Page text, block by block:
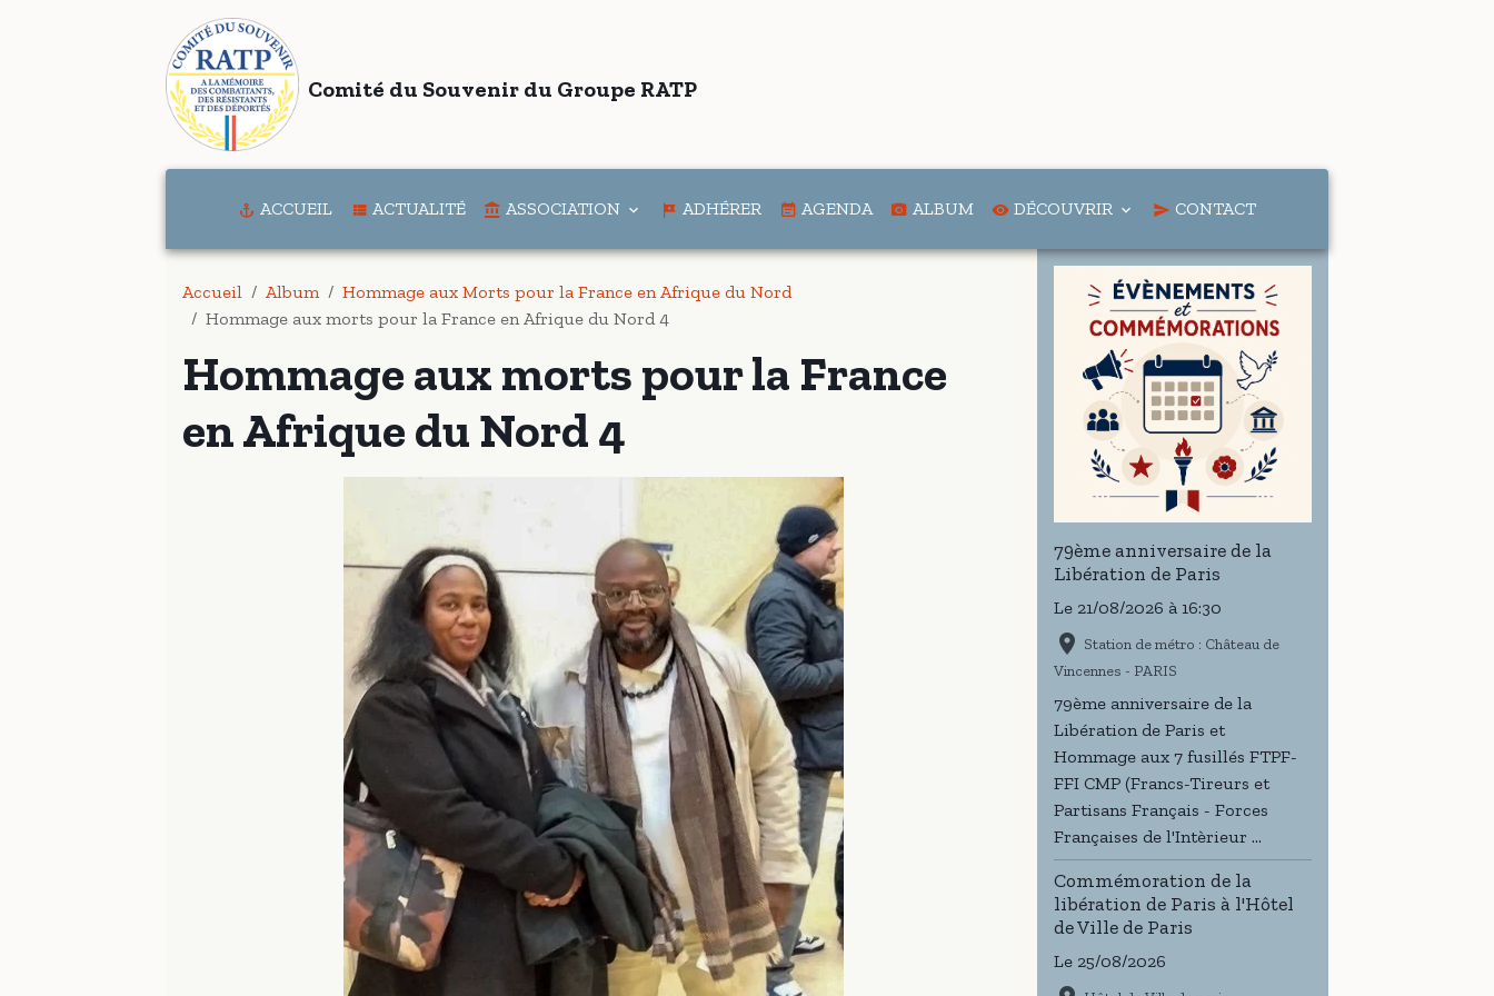
Comité du Souvenir du Groupe RATP
ACCUEIL ACTUALITÉ ASSOCIATION ADHÉRER AGENDA ALBUM DÉCOUVRIR CONTACT
Accueil Album
Hommage aux Morts pour la France en Afrique du Nord
Hommage aux morts pour la France en Afrique du Nord 4
Hommage aux morts pour la France
en Afrique du Nord 4
79ème anniversaire de la
Libération de Paris
Le 21/08/2026 à 16:30
Station de métro : Château de
Vincennes - PARIS
79ème anniversaire de la
Libération de Paris et
Hommage aux 7 fusillés FTPF-
FFI CMP (Francs-Tireurs et
Partisans Français - Forces
Françaises de l'Intèrieur ...
Commémoration de la
libération de Paris à l'Hôtel
de Ville de Paris
Le 25/08/2026